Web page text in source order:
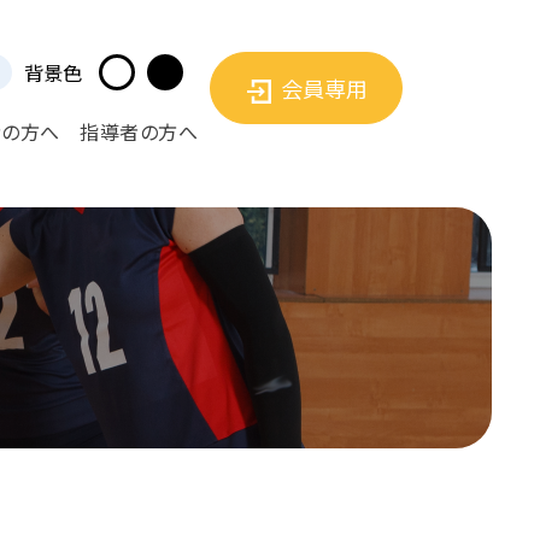
方へ 指導者の方へ
背景色
会員専用